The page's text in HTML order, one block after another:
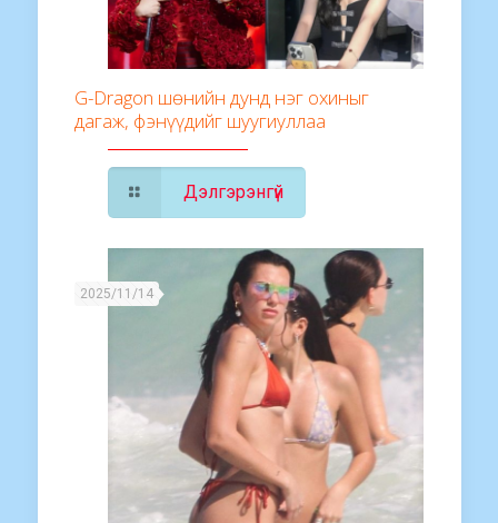
G-Dragon шөнийн дунд нэг охиныг
дагаж, фэнүүдийг шуугиуллаа
Дэлгэрэнгүй
2025/11/14